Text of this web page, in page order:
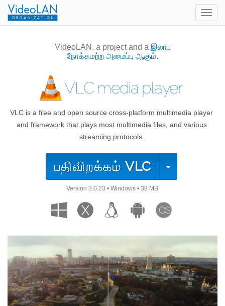
VideoLAN, a project and a இலாப
நோக்கமற்ற அமைப்பு ஆகும்.
VLC media player
VLC is a free and open source cross-platform multimedia player
and framework that plays most multimedia files, and various
streaming protocols.
பதிவிறக்கம் VLC
Version 3.0.23 • Windows • 38 MB